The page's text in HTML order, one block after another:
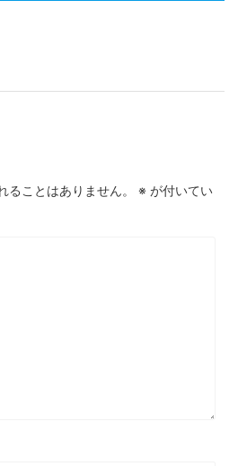
ることはありません。 ※ が付いてい